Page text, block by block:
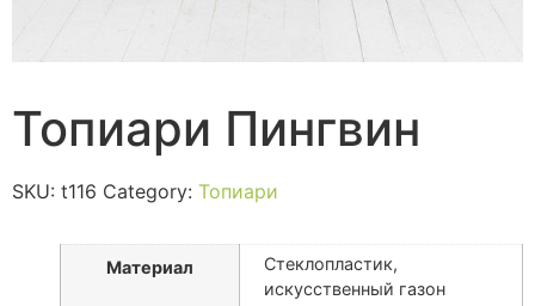
Топиари Пингвин
SKU: t116 Category: Топиари
Материал
Стеклопластик,
искусственный газон